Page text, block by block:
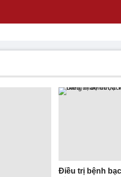
Điều trị bệnh